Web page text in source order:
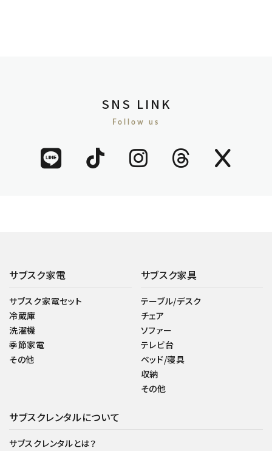
SNS LINK
Follow us
サブスク家電
サブスク家電セット
冷蔵庫
洗濯機
季節家電
その他
サブスク家具
テーブル/デスク
チェア
ソファー
テレビ台
ベッド/寝具
収納
その他
サブスクレンタルについて
サブスクレンタルとは？